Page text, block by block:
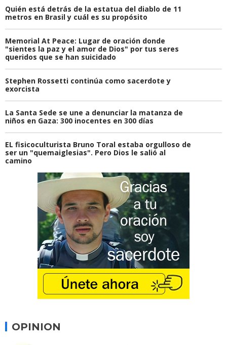
Quién está detrás de la estatua del diablo de 11
metros en Brasil y cuál es su propósito
Memorial At Peace: Lugar de oración donde
"sientes la paz y el amor de Dios" por tus seres
queridos que se han suicidado
Stephen Rossetti continúa como sacerdote y
exorcista
La Santa Sede se une a denunciar la matanza de
niños en Gaza: 300 inocentes en 300 días
EL fisicoculturista Bruno Toral estaba orgulloso de
ser un "quemaiglesias". Pero Dios le salió al
camino
OPINION